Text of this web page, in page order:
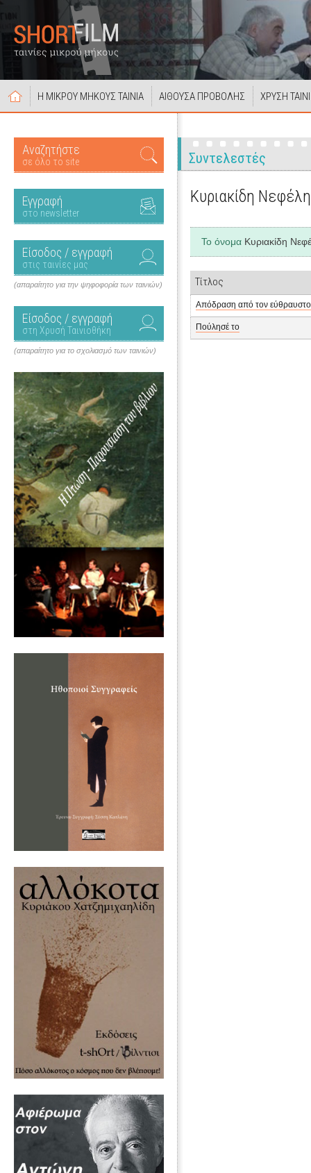
Η ΜΙΚΡΟΥ ΜΗΚΟΥΣ ΤΑΙΝΙΑ ΑΙΘΟΥΣΑ ΠΡΟΒΟΛΗΣ ΧΡΥΣΗ
Αναζητήστε
σε όλο το site
Εγγραφή
στο newsletter
Είσοδος / εγγραφή
στις ταινίες μας
(απαραίτητο για την ψηφοφορία των ταινιών)
Είσοδος / εγγραφή
στη Χρυσή Ταινιοθήκη
(απαραίτητο για το σχολιασμό των ταινιών)
Συντελεστές
Κυριακίδη Νεφέλη
Το όνομα Κυριακίδη
Τίτλος
Απόδραση από τον
Πούλησέ το